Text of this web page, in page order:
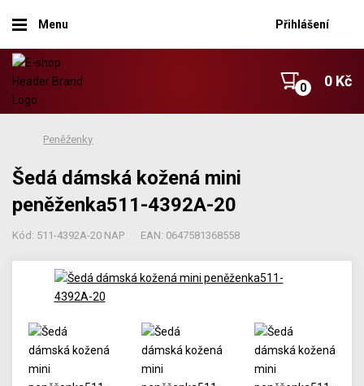
Menu Přihlášení
0 Kč
Peněženky
Šedá dámská kožená mini
peněženka511-4392A-20
Kód: 511-4392A-20 NAP EAN: 0647581368558